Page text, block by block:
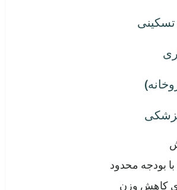
بودجه محدود
کاهش وزن